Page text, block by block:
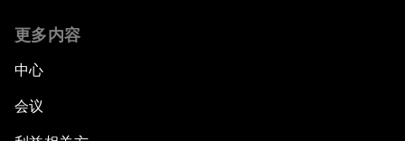
更多内容
中心
会议